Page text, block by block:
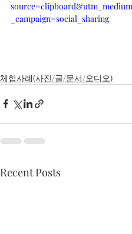
_campaign=social_sharing
체험사례(사진/글/문서/오디오)
Recent Posts